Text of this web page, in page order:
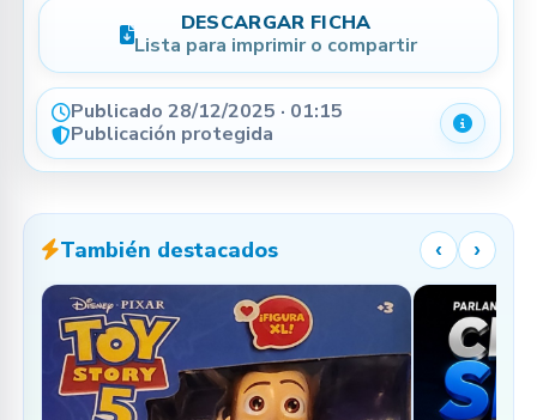
DESCARGAR FICHA
Lista para imprimir o compartir
Publicado 28/12/2025 · 01:15
Publicación protegida
También destacados ‹ ›